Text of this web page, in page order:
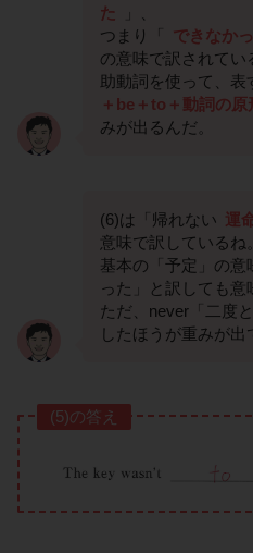
た
つまり「
できなか
の意味で訳されてい
助動詞を使って、表
＋be＋to＋動詞の原
みが出るんだ。
(6)は「帰れない 運
意味で訳しているね。
基本の「予定」の
った」と訳しても意
ただ、never「二度
したほうが重みが出
(5)の答え